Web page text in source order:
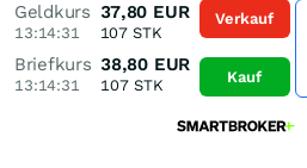
Geldkurs
13:14:31
37,80 EUR
107 STK
Briefkurs
13:14:31
38,80 EUR
107STK
Verkauf
Kauf